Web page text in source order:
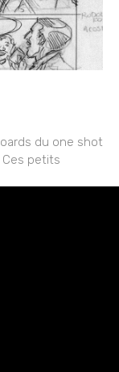
du one shot
Ces petits